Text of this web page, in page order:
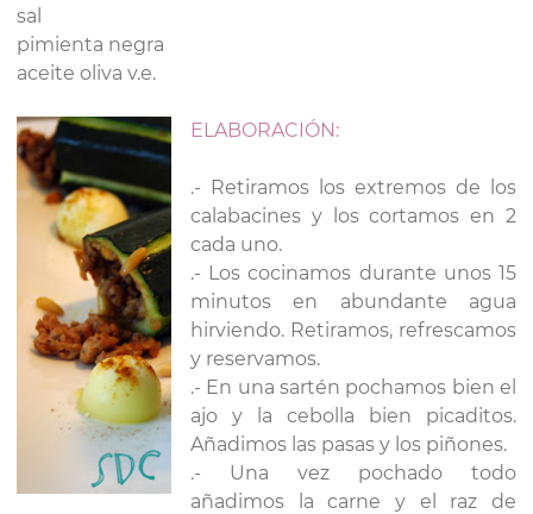
sal
pimienta negra
aceite oliva v.e.
ELABORACIÓN:
.- Retiramos los extremos de los
calabacines y los cortamos en 2
cada uno.
.- Los cocinamos durante unos 15
minutos en abundante agua
hirviendo. Retiramos, refrescamos
y reservamos.
.- En una sartén pochamos bien el
ajo y la cebolla bien picaditos.
Añadimos las pasas y los piñones.
.- Una vez pochado todo
añadimos la carne y el raz de